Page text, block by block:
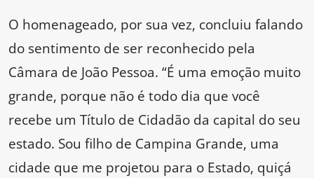
O homenageado, por sua vez, concluiu falando
do sentimento de ser reconhecido pela
Câmara de João Pessoa. “É uma emoção muito
grande, porque não é todo dia que você
recebe um Título de Cidadão da capital do seu
estado. Sou filho de Campina Grande, uma
cidade que me projetou para o Estado, quiçá